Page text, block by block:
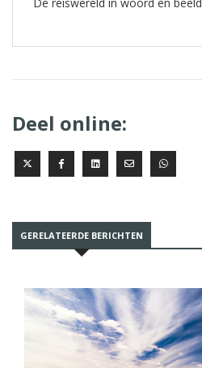
Deel online:
GERELATEERDE BERICHTEN